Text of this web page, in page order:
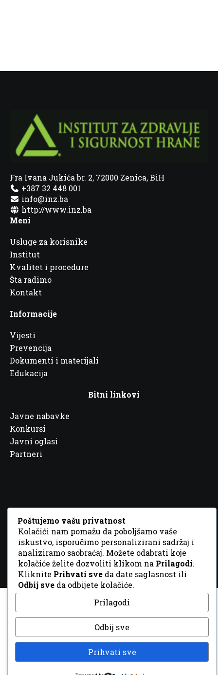
Fra Ivana Jukića br. 2, 72000 Zenica, BiH
+387 32 448 001
info@inz.ba
http://www.inz.ba
Meni
Usluge za korisnike
Institut
Kvalitet i procedure
Šta radimo
Kontakt
Informacije
Vijesti
Prevencija
Dokumenti i materijali
Edukacija
Bitni linkovi
Javne nabavke
Konkursi
Javni oglasi
Partneri
Poštujemo vašu privatnost
Kolačići nam pomažu da poboljšamo vaše
iskustvo, isporučimo personalizirani sadržaj i
analiziramo saobraćaj. Možete odabrati koje
kolačiće želite dozvoliti klikom na Prilagodi.
Kliknite Prihvati sve da date saglasnost ili
Odbij sve da odbijete kolačiće.
Prilagodi
Odbij sve
Prihvati sve